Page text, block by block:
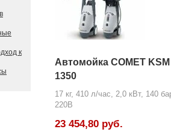
к
Автомойка COMET KSM
1350
17 кг, 410 л/час, 2,0 кВт, 140
220В
23 454,80 руб.